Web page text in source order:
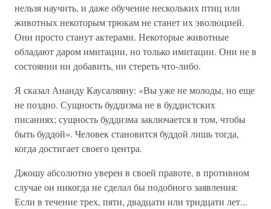
нельзя научить, и даже обучение нескольких птиц или
животных некоторым трюкам не станет их эволюцией.
Они просто станут актерами. Некоторые животные
обладают даром имитации, но только имитации. Они не в
состоянии ни добавить, ни стереть что-либо.
Я сказал Ананду Каусаляяну: «Вы уже не молоды, но еще
не поздно. Сущность буддизма не в буддистских
писаниях; сущность буддизма заключается в том, чтобы
быть буддой». Человек становится буддой лишь тогда,
когда достигает своего центра.
Джошу абсолютно уверен в своей правоте, в противном
случае он никогда не сделал бы подобного заявления:
Если в течение трех, пяти, двадцати или тридцати лет...